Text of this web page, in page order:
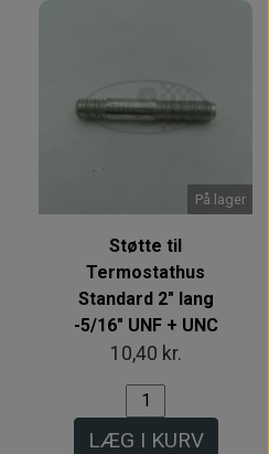
På lager
Støtte til
Termostathus
Standard 2" lang
-5/16" UNF + UNC
10,40 kr.
LÆG I KURV